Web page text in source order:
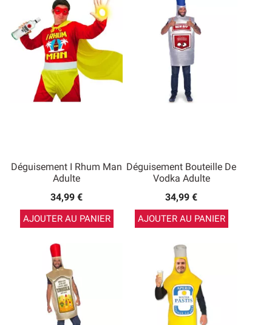
Déguisement I Rhum Man
Adulte
34,99 €
AJOUTER AU PANIER
Déguisement Bouteille De
Vodka Adulte
34,99 €
AJOUTER AU PANIER